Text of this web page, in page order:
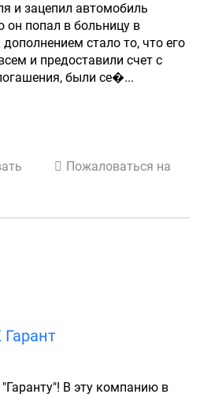
и зацепил автомобиль
он попал в больницу в
стало то, что его
и предоставили счет с
были се�...
Пожаловаться на
В эту компанию в